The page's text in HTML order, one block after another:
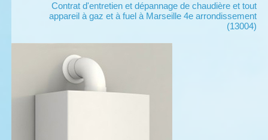
Contrat d'entretien et dépannage de chaudière et tout
appareil à gaz et à fuel à Marseille 4e arrondissement
(13004)